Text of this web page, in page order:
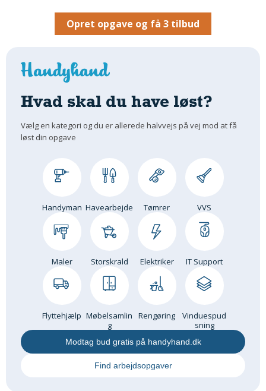
Udendørs
MURER
Reparationer
Om Materialer
Om Værktøj
Udskiftning Og Montage
HANDYMAN
Tips Og Tricks
Beplantning
Belægning
Skadedyr
Opret opgave og få 3 tilbud
Hvad skal du have løst?
Vælg en kategori og du er allerede halvvejs på vej mod at få
løst din opgave
Handyman Havearbejde Tømrer VVS
Maler Storskrald Elektriker IT Support
Flyttehjælp Møbelsamlin
g
Rengøring
Vinduespud
sning
Modtag bud gratis på handyhand.dk
Find arbejdsopgaver